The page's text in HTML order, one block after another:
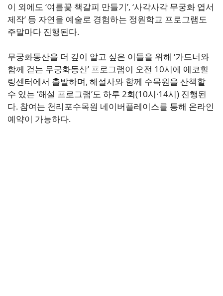
이 외에도 ‘여름꽃 책갈피 만들기’, ‘사각사각 무궁화 엽서
제작’ 등 자연을 예술로 경험하는 정원학교 프로그램도
주말마다 진행된다.
무궁화동산을 더 깊이 알고 싶은 이들을 위해 ‘가드너와
함께 걷는 무궁화동산’ 프로그램이 오전 10시에 에코힐
링센터에서 출발하며, 해설사와 함께 수목원을 산책할
수 있는 ‘해설 프로그램’도 하루 2회(10시·14시) 진행된
다. 참여는 천리포수목원 네이버플레이스를 통해 온라인
예약이 가능하다.